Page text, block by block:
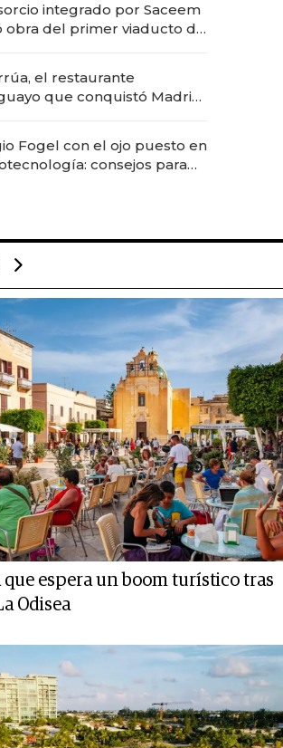
integrado por Saceem
obra del primer viaducto de
el restaurante
que conquistó Madrid:
y prepara apertura
Fogel con el ojo puesto en
consejos para
que espera un boom turístico tras
Odisea